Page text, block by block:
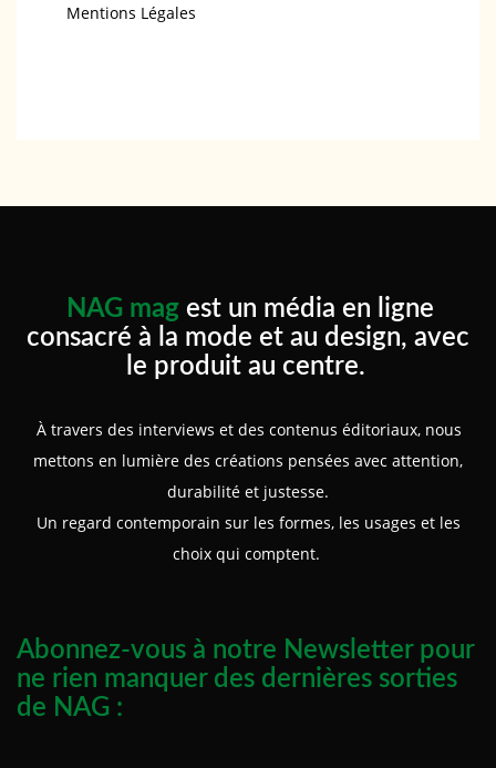
Mentions Légales
NAG mag est un média en ligne
consacré à la mode et au design, avec
le produit au centre.
À travers des interviews et des contenus éditoriaux, nous
mettons en lumière des créations pensées avec attention,
durabilité et justesse.
Un regard contemporain sur les formes, les usages et les
choix qui comptent.
Abonnez-vous à notre Newsletter pour
ne rien manquer des dernières sorties
de NAG :